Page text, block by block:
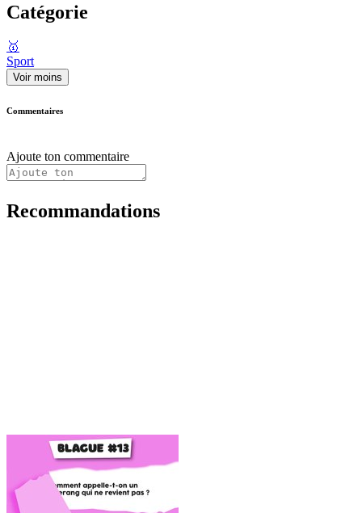
Catégorie
🥇
Sport
Voir moins
Commentaires
Ajoute ton commentaire
Recommandations